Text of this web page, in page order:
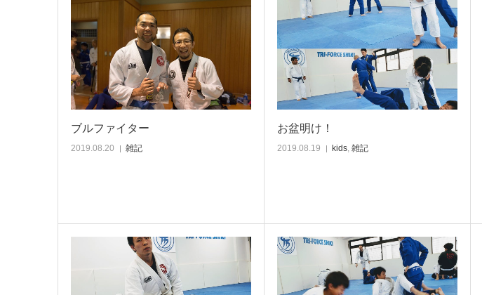
ブルファイター
2019.08.20 雑記
お盆明け！
2019.08.19 kids, 雑記